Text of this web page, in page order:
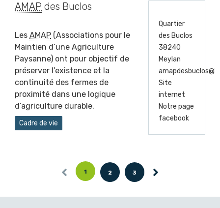
AMAP des Buclos
Les AMAP (Associations pour le
Maintien d’une Agriculture
Paysanne) ont pour objectif de
préserver l’existence et la
continuité des fermes de
proximité dans une logique
d’agriculture durable.
Cadre de vie
Quartier
des Buclos
38240
Meylan
Site
internet
Notre page
facebook
Précédente
1 2 3